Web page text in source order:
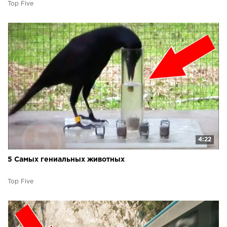
Top Five
4:22
5 Самых гениальных животных
Top Five